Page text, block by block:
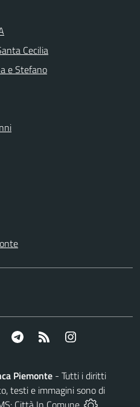
Cecilia
e Stefano
Facebook Telegram RSS
Piemonte - Tutti i diritti
testi e immagini sono di